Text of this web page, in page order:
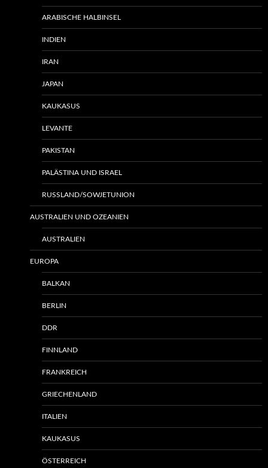
ARABISCHE HALBINSEL
INDIEN
IRAN
JAPAN
KAUKASUS
LEVANTE
PAKISTAN
PALÄSTINA UND ISRAEL
RUSSLAND/SOWJETUNION
AUSTRALIEN UND OZEANIEN
AUSTRALIEN
EUROPA
BALKAN
BERLIN
DDR
FINNLAND
FRANKREICH
GRIECHENLAND
ITALIEN
KAUKASUS
ÖSTERREICH